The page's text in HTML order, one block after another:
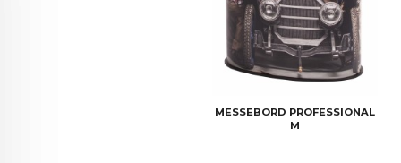
MESSEBORD PROFESSIONAL
M